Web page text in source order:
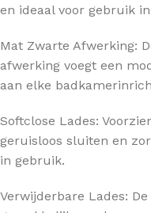
en ideaal voor gebruik
Mat Zwarte Afwerking:
afwerking voegt een
aan elke
Softclose Lades:
geruisloos sluiten en
in gebruik.
Verwijderbare Lades: